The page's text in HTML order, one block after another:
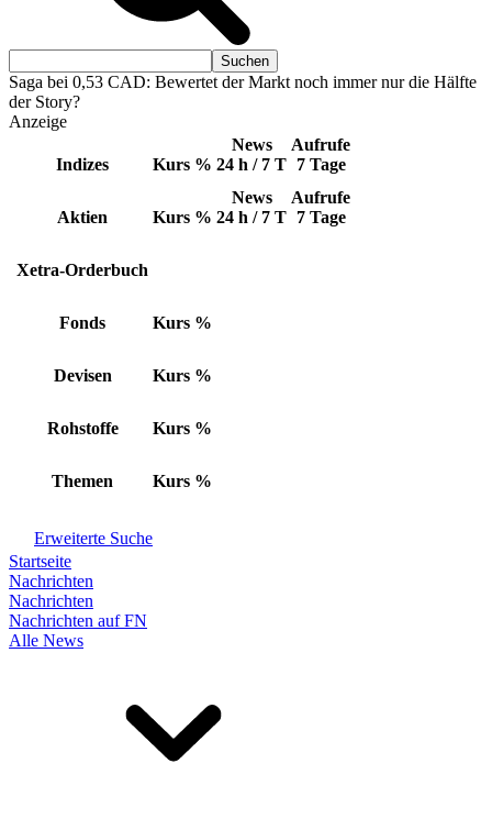
Saga bei 0,53 CAD: Bewertet der Markt noch immer nur die Hälfte
der Story?
Anzeige
Indizes Kurs %
News
24 h / 7 T
Aufrufe
7 Tage
Aktien Kurs %
News
24 h / 7 T
Aufrufe
7 Tage
Xetra-Orderbuch
Fonds Kurs %
Devisen Kurs %
Rohstoffe Kurs %
Themen Kurs %
Erweiterte Suche
Startseite
Nachrichten
Nachrichten
Nachrichten auf FN
Alle News